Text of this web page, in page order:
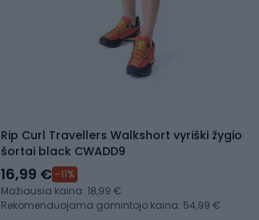
Rip Curl Travellers Walkshort vyriški žygio
šortai black CWADD9
16,99 € -11%
Mažiausia kaina: 18,99 €
Rekomenduojama gamintojo kaina: 54,99 €